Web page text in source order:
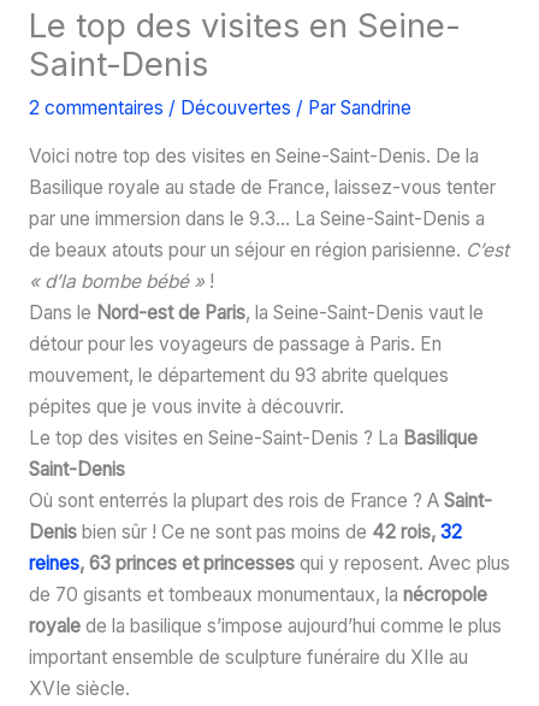
Le top des visites en Seine-
Saint-Denis
2 commentaires / Découvertes / Par Sandrine
Voici notre top des visites en Seine-Saint-Denis. De la
Basilique royale au stade de France, laissez-vous tenter
par une immersion dans le 9.3… La Seine-Saint-Denis a
de beaux atouts pour un séjour en région parisienne. C’est
« d’la bombe bébé »!
Dans le Nord-est de Paris, la Seine-Saint-Denis vaut le
détour pour les voyageurs de passage à Paris. En
mouvement, le département du 93 abrite quelques
pépites que je vous invite à découvrir.
Le top des visites en Seine-Saint-Denis ? La Basilique
Saint-Denis
Où sont enterrés la plupart des rois de France ? A Saint-
Denisbien sûr ! Ce ne sont pas moins de 42 rois, 32
reines, 63 princes et princessesqui y reposent. Avec plus
de 70 gisants et tombeaux monumentaux, la nécropole
royalede la basilique s’impose aujourd’hui comme le plus
important ensemble de sculpture funéraire du XIIe au
XVIe siècle.